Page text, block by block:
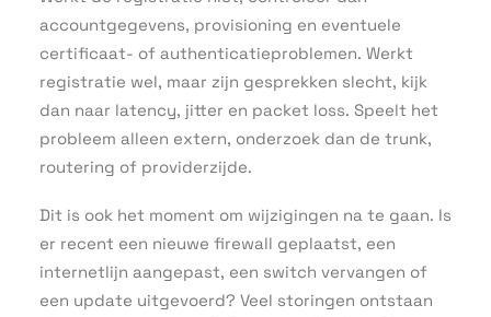
accountgegevens, provisioning en eventuele
certificaat- of authenticatieproblemen. Werkt
registratie wel, maar zijn gesprekken slecht, kijk
dan naar latency, jitter en packet loss. Speelt het
probleem alleen extern, onderzoek dan de trunk,
routering of providerzijde.
Dit is ook het moment om wijzigingen na te gaan. Is
er recent een nieuwe firewall geplaatst, een
internetlijn aangepast, een switch vervangen of
een update uitgevoerd? Veel storingen ontstaan